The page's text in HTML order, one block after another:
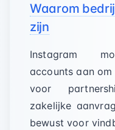
Waarom
zijn
Instagram
accounts aan
voor
zakelijke
bewust voor